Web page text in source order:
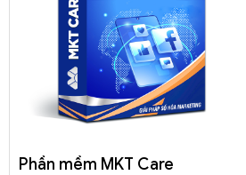
Phần mềm MKT Care